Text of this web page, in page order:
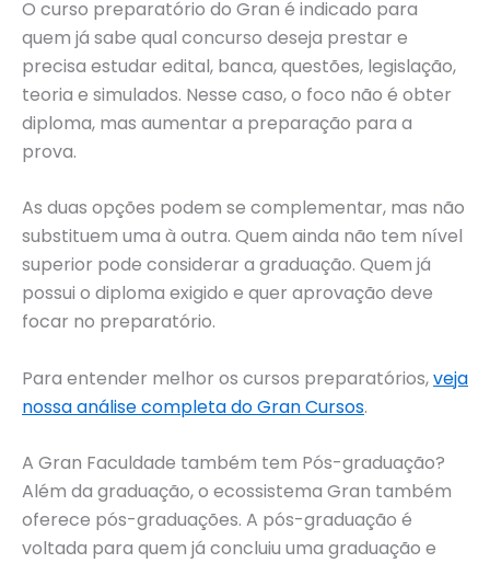
O curso preparatório do Gran é indicado para
quem já sabe qual concurso deseja prestar e
precisa estudar edital, banca, questões, legislação,
teoria e simulados. Nesse caso, o foco não é obter
diploma, mas aumentar a preparação para a
prova.
As duas opções podem se complementar, mas não
substituem uma à outra. Quem ainda não tem nível
superior pode considerar a graduação. Quem já
possui o diploma exigido e quer aprovação deve
focar no preparatório.
Para entender melhor os cursos preparatórios,veja
nossa análise completa do Gran Cursos.
A Gran Faculdade também tem Pós-graduação?
Além da graduação, o ecossistema Gran também
oferece pós-graduações. A pós-graduação é
voltada para quem já concluiu uma graduação e